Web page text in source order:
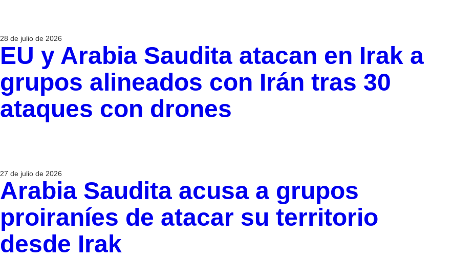
28 de julio de 2026
EU y Arabia Saudita atacan en Irak a
grupos alineados con Irán tras 30
ataques con drones
27 de julio de 2026
Arabia Saudita acusa a grupos
proiraníes de atacar su territorio
desde Irak